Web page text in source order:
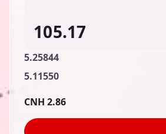
5.25844
5.11550
2.86 CNH